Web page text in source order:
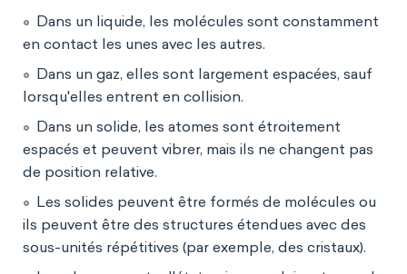
Dans un liquide, les molécules sont constamment
en contact les unes avec les autres.
Dans un gaz, elles sont largement espacées, sauf
lorsqu'elles entrent en collision.
Dans un solide, les atomes sont étroitement
espacés et peuvent vibrer, mais ils ne changent pas
de position relative.
Les solides peuvent être formés de molécules ou
ils peuvent être des structures étendues avec des
sous-unités répétitives (par exemple, des cristaux).